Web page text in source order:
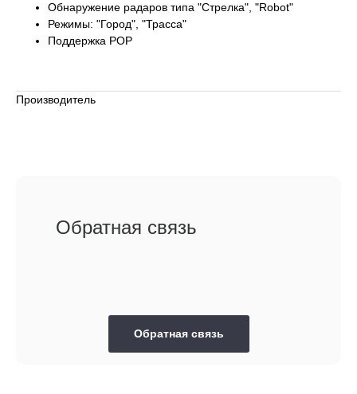
Обнаружение радаров типа "Стрелка", "Robot"
Режимы: "Город", "Трасса"
Поддержка POP
Производитель
Обратная связь
Обратная связь